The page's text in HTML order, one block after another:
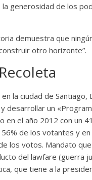
generosidad de los
demuestra que
otro horizonte”.
la ciudad de Santiago,
desarrollar un
el año 2012 con un
de los votantes y
los votos. Mandato
del lawfare (guerra
que tiene a la